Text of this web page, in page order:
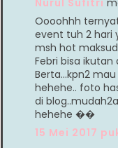
Nurul Sufitri
Oooohhh
event tuh 2 hari
msh hot
Febri bisa ikutan
Berta...kpn2
hehehe.. foto
di
hehehe ��
15 Mei 2017